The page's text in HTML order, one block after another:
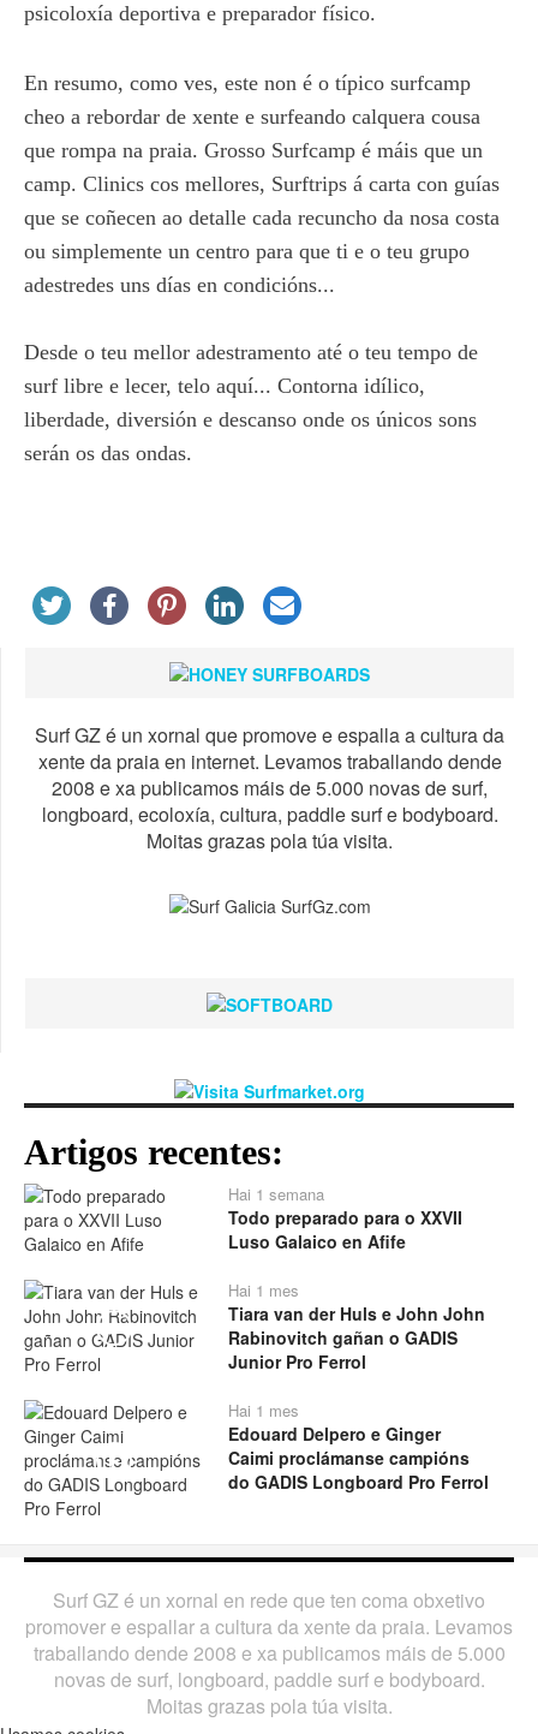
psicoloxía deportiva e preparador físico.
En resumo, como ves, este non é o típico surfcamp
cheo a rebordar de xente e surfeando calquera cousa
que rompa na praia. Grosso Surfcamp é máis que un
camp. Clinics cos mellores, Surftrips á carta con guías
que se coñecen ao detalle cada recuncho da nosa costa
ou simplemente un centro para que ti e o teu grupo
adestredes uns días en condicións...
Desde o teu mellor adestramento até o teu tempo de
surf libre e lecer, telo aquí... Contorna idílico,
liberdade, diversión e descanso onde os únicos sons
serán os das ondas.
Surf GZ é un xornal que promove e espalla a cultura da
xente da praia en internet. Levamos traballando dende
2008 e xa publicamos máis de 5.000 novas de surf,
longboard, ecoloxía, cultura, paddle surf e bodyboard.
Moitas grazas pola túa visita.
Artigos recentes:
Hai 1 semana
Todo preparado para o XXVII
Luso Galaico en Afife
Hai 1 mes
Tiara van der Huls e John John
Rabinovitch gañan o GADIS
Junior Pro Ferrol
Play
Hai 1 mes
Edouard Delpero e Ginger
Caimi proclámanse campións
do GADIS Longboard Pro Ferrol
Surf GZ é un xornal en rede que ten coma obxetivo
promover e espallar a cultura da xente da praia. Levamos
traballando dende 2008 e xa publicamos máis de 5.000
novas de surf, longboard, paddle surf e bodyboard.
Moitas grazas pola túa visita.